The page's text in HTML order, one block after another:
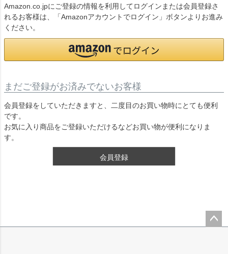
Amazon.co.jpにご登録の情報を利用してログインまたは会員登録さ
れるお客様は、「Amazonアカウントでログイン」ボタンよりお進み
ください。
まだご登録がお済みでないお客様
会員登録をしていただきますと、二度目のお買い物時にとても便利
です。
お気に入り商品をご登録いただけるなどお買い物が便利になりま
す。
会員登録